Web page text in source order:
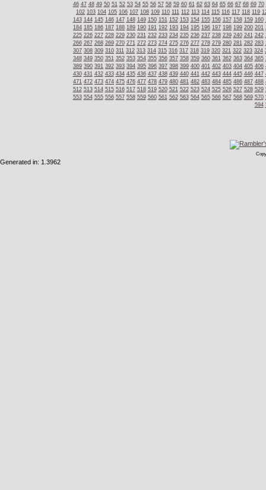
46 47 48 49 50 51 52 53 54 55 56 57 58 59 60 61 62 63 64 65 66 67 68 69 70
102 103 104 105 106 107 108 109 110 111 112 113 114 115 116 117 118 119
143 144 145 146 147 148 149 150 151 152 153 154 155 156 157 158 159 160
184 185 186 187 188 189 190 191 192 193 194 195 196 197 198 199 200 201
225 226 227 228 229 230 231 232 233 234 235 236 237 238 239 240 241 242
266 267 268 269 270 271 272 273 274 275 276 277 278 279 280 281 282 283
307 308 309 310 311 312 313 314 315 316 317 318 319 320 321 322 323 324
348 349 350 351 352 353 354 355 356 357 358 359 360 361 362 363 364 365
389 390 391 392 393 394 395 396 397 398 399 400 401 402 403 404 405 406
430 431 432 433 434 435 436 437 438 439 440 441 442 443 444 445 446 447
471 472 473 474 475 476 477 478 479 480 481 482 483 484 485 486 487 488
512 513 514 515 516 517 518 519 520 521 522 523 524 525 526 527 528 529
553 554 555 556 557 558 559 560 561 562 563 564 565 566 567 568 569 570
594
Generated in: 1.3962